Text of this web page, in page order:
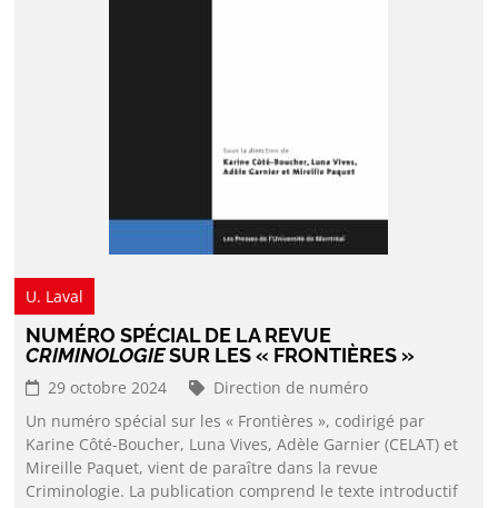
U. Laval
NUMÉRO SPÉCIAL DE LA REVUE
CRIMINOLOGIESUR LES « FRONTIÈRES »
29 octobre 2024
Direction de numéro
Un numéro spécial sur les « Frontières », codirigé par
Karine Côté-Boucher, Luna Vives, Adèle Garnier (CELAT) et
Mireille Paquet, vient de paraître dans la revue
Criminologie. La publication comprend le texte introductif